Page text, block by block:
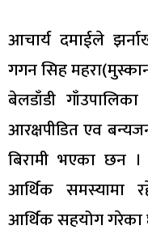
आचार्य दमाईले
गगन सिह
बेलडाँडी
आरक्षपीडित एव
बिरामी भएका छन ।
आर्थिक समस्यामा
आर्थिक सहयोग गरेका